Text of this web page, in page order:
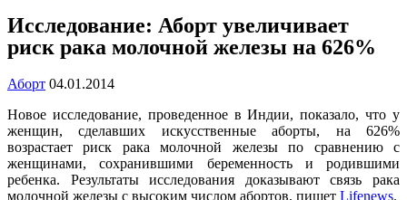
Исследование: Аборт увеличивает
риск рака молочной железы на 626%
Аборт 04.01.2014
Новое исследование, проведенное в Индии, показало, что у
женщин, сделавших искусственные аборты, на 626%
возрастает риск рака молочной железы по сравнению с
женщинами, сохранившими беременность и родившими
ребенка. Результаты исследования доказывают связь рака
молочной железы с высоким числом абортов, пишет Lifenews.